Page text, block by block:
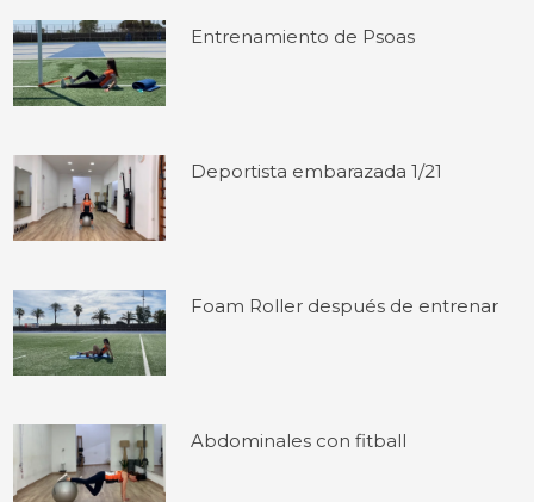
Entrenamiento de Psoas
Deportista embarazada 1/21
Foam Roller después de entrenar
Abdominales con fitball